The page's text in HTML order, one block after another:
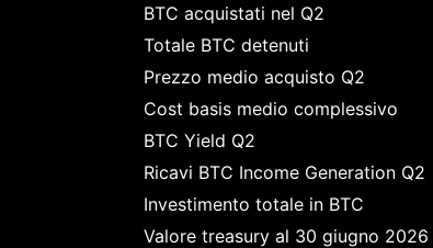
BTC acquistati nel Q2
Totale BTC detenuti
Prezzo medio acquisto Q2
Cost basis medio complessivo
BTC Yield Q2
Ricavi BTC Income Generation Q2
Investimento totale in BTC
Valore treasury al 30 giugno 2026